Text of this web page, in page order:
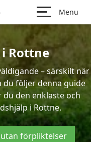
Menu
Rottne
– särskilt när
du följer denna guide
den enklaste och
i Rottne.
förpliktelser